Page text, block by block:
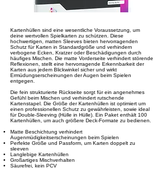
Kartenhüllen sind eine wesentliche Voraussetzung, um
deine wertvollen Spielkarten zu schützen. Diese
hochwertigen, matten Sleeves bieten hervorragenden
Schutz für Karten in Standardgröße und verhindern
verbogene Ecken, Kratzer oder Beschädigungen durch
häufiges Mischen. Die matte Vorderseite verhindert störende
Reflexionen, stellt eine hervorragende Erkennbarkeit der
Karten aus jedem Blickwinkel sicher und wirkt
Ermüdungserscheinungen der Augen beim Spielen
entgegen.
Die fein strukturierte Rückseite sorgt für ein angenehmes
Gefühl beim Mischen und verhindert rutschende
Kartenstapel. Die Größe der Kartenhüllen ist optimiert um
einen professionellen Schutz zu gewährleisten, sowie ideal
für Double-Sleeving (Hülle in Hülle). Ein Paket enthält 100
Kartenhüllen, um auch größere Deck-Formate zu bedienen.
Matte Beschichtung verhindert
Augenmüdigkeitserscheinungen beim Spielen
Perfekte Größe und Passform, um Karten doppelt zu
sleeven
Langlebige Kartenhüllen
Großartiges Mischverhalten
Säurefrei, kein PCV